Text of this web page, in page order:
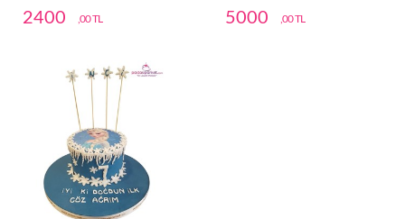
2400 ,00 TL 5000 ,00 TL